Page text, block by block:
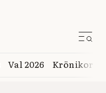
Val 2026 Krönikor